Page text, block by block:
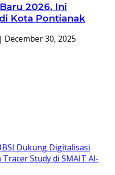
2026, Ini
Kota Pontianak
| December 30, 2025